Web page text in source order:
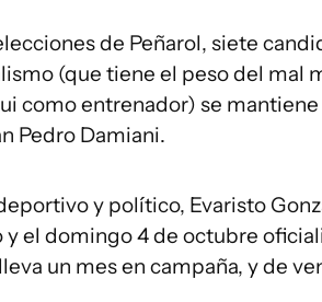
de Peñarol, siete
(que tiene el peso del mal
como entrenador) se
Pedro Damiani.
y político, Evaristo
el domingo 4 de octubre
un mes en campaña, y de